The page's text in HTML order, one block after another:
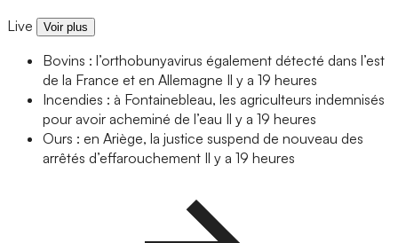
Live Voir plus
Bovins : l’orthobunyavirus également détecté dans l’est
de la France et en Allemagne Il y a 19 heures
Incendies : à Fontainebleau, les agriculteurs indemnisés
pour avoir acheminé de l’eau Il y a 19 heures
Ours : en Ariège, la justice suspend de nouveau des
arrêtés d’effarouchement Il y a 19 heures